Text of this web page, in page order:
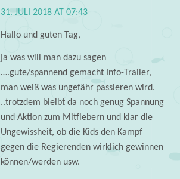
31. JULI 2018 AT 07:43
Hallo und guten Tag,
ja was will man dazu sagen
….gute/spannend gemacht Info-Trailer,
man weiß was ungefähr passieren wird.
..trotzdem bleibt da noch genug Spannung
und Aktion zum Mitfiebern und klar die
Ungewissheit, ob die Kids den Kampf
gegen die Regierenden wirklich gewinnen
können/werden usw.